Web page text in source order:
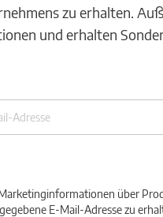
zu erhalten.
und erhalten
über
E-Mail-Adresse zu